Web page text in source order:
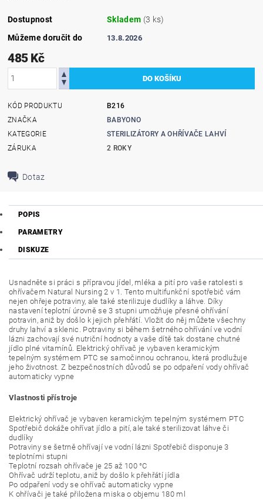
Dostupnost Skladem (3 ks)
Můžeme doručit do
13.8.2026
485 Kč
KÓD PRODUKTU
B216
ZNAČKA
BABYONO
KATEGORIE
STERILIZÁTORY A OHŘÍVAČE LAHVÍ
ZÁRUKA
2 ROKY
Dotaz
POPIS
PARAMETRY
DISKUZE
Usnadněte si práci s přípravou jídel, mléka a pití pro vaše ratolesti s
ohřívačem Natural Nursing 2 v 1. Tento multifunkční spotřebič vám
nejen ohřeje potraviny, ale také sterilizuje dudlíky a láhve. Díky
nastavení teplotní úrovně se 3 stupni umožňuje přesné ohřívání
potravin, aniž by došlo k jejich přehřátí. Vložit do něj můžete všechny
druhy lahví a sklenic. Potraviny si během šetrného ohřívání ve vodní
lázni zachovají své nutriční hodnoty a vaše dítě tak dostane chutné
jídlo plné vitamínů. Elektrický ohřívač je vybaven keramickým
tepelným systémem PTC se samočinnou ochranou, která prodlužuje
jeho životnost. Z bezpečnostních důvodů se po odpaření vody ohřívač
automaticky vypne
Vlastnosti přístroje
Elektrický ohřívač je vybaven keramickým tepelným systémem PTC
Spotřebič dokáže ohřívat jídlo a pití, ale také sterilizovat láhve či
dudlíky
Potraviny se šetrně ohřívají ve vodní lázni Spotřebič disponuje 3
teplotními stupni
Teplotní rozsah ohřívače je 25 až 100 °C
Ohřívač udrží teplotu, aniž by došlo k přehřátí jídla
Po odpaření vody se ohřívač automaticky vypne
K ohřívači je také přiložena miska o objemu 180 ml